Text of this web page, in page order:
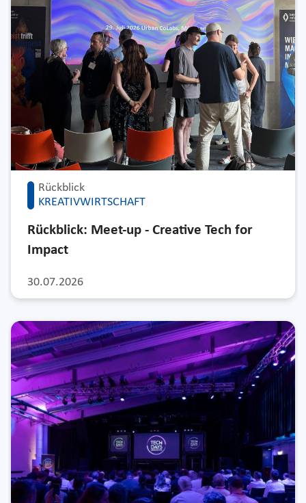
Rückblick
KREATIVWIRTSCHAFT
30.07.2026
Rückblick: Meet-up - Creative Tech for
Impact